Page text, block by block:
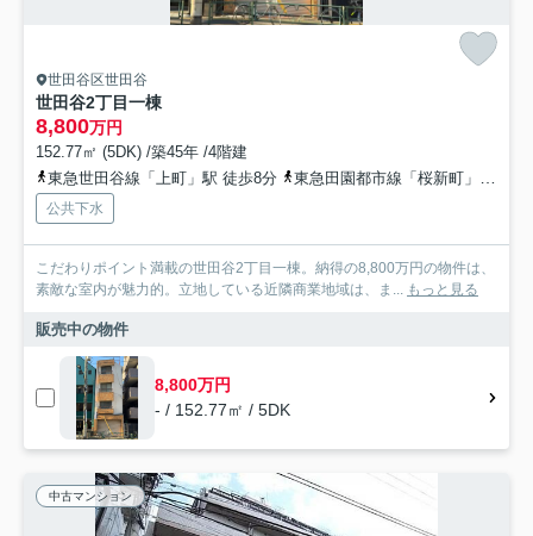
世田谷区世田谷
世田谷2丁目一棟
8,800万円
152.77㎡ (5DK) /築45年 /4階建
東急世田谷線「上町」駅 徒歩8分
東急田園都市線「桜新町」駅 徒歩16分
公共下水
こだわりポイント満載の世田谷2丁目一棟。納得の8,800万円の物件は、
素敵な室内が魅力的。立地している近隣商業地域は、ま... もっと見る
販売中の物件
8,800万円
- / 152.77㎡ / 5DK
中古マンション